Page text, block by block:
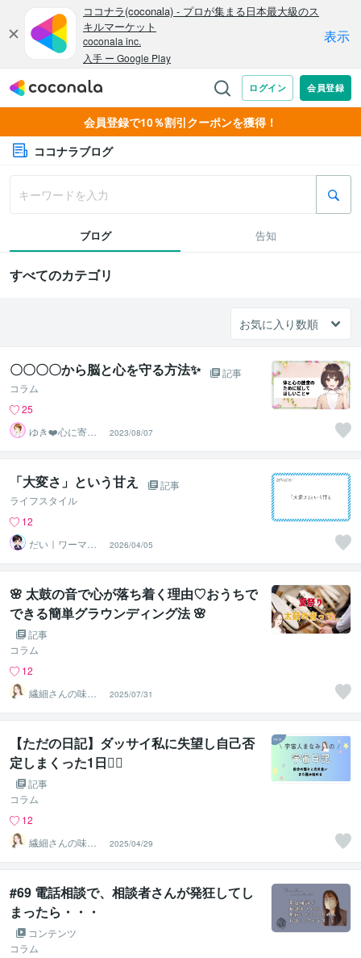
会員登録で10％割引クーポンを獲得！
ココナラブログ
ブログ 告知
すべてのカテゴリ
〇〇〇〇から脳と心を守る方法✨
記事
コラム
25
ゆき❤️心に寄り
添う癒しのナー
ス
2023/08/07
「大変さ」という甘え
記事
ライフスタイル
12
だい｜ワーママ
専門｜0から見直
す本音人生
2026/04/05
🌸 太鼓の音で心が落ち着く理由♡おうちで
できる簡単グラウンディング法 🌸
記事
コラム
12
繊細さんの味方
♡全肯定セラピ
宇宙人まなみ
2025/07/31
【ただの日記】ダッサイ私に失望し自己否
定しまくった1日😮‍💨
記事
コラム
12
繊細さんの味方
♡全肯定セラピ
宇宙人まなみ
2025/04/29
#69 電話相談で、相談者さんが発狂してし
まったら・・・
コンテンツ
コラム